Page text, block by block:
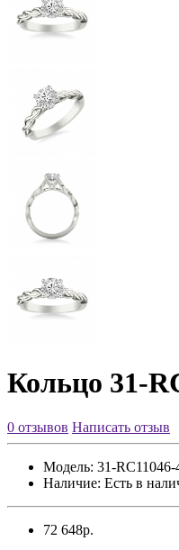
Кольцо 31-
0 отзывов Написать отзыв
Модель: 31-RC11046-
Наличие: Есть в
72 648р.